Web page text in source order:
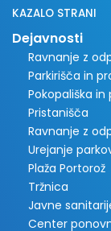
KAZALO STRANI
Dejavnosti
Ravnanje z
Parkirišča in
Pokopališka
Pristanišča
Ravnanje z
Urejanje
Plaža Portorož
Tržnica
Javne
Center